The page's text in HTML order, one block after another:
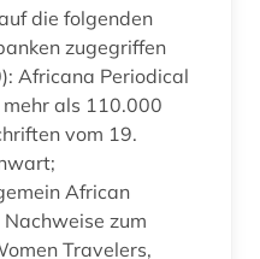
Tschechische Republik (4)
die folgenden
zugegriffen
als 110.000
vom 19.
African
zum
Travelers,